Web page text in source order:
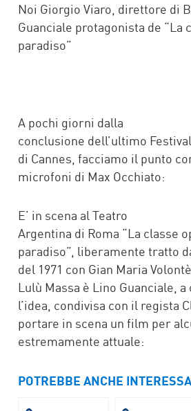
Noi Giorgio Viaro, direttore di
Guanciale protagonista de “La
paradiso”
A pochi giorni dalla
conclusione dell’ultimo
di Cannes, facciamo il punto
microfoni di Max Occhiato:
E’ in scena al Teatro
Argentina di Roma “La classe
paradiso”, liberamente tratto
del 1971 con Gian Maria
Lulù Massa è Lino Guanciale,
l’idea, condivisa con il regista
portare in scena un film per
estremamente attuale:
POTREBBE ANCHE